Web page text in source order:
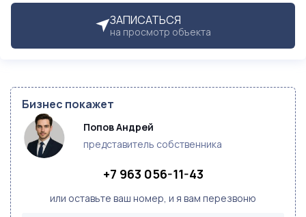
ЗАПИСАТЬСЯ
на просмотр объекта
Бизнес покажет
Попов Андрей
представитель собственника
+7 963 056-11-43
или оставьте ваш номер, и я вам перезвоню